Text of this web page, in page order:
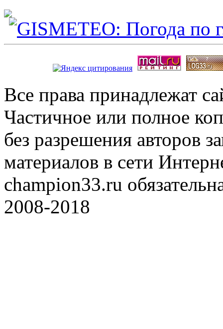
Все права принадлежат
Частичное или полное
без разрешения авторов
материалов в сети
champion33.ru
2008-2018